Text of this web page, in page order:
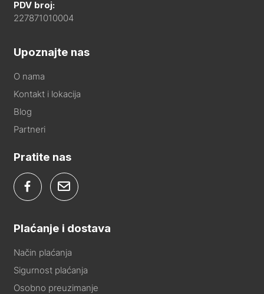
PDV broj:
227871010004
Upoznajte nas
O nama
Kontakt i lokacija
Blog
Partneri
Pratite nas
Plaćanje i dostava
Način plaćanja
Sigurnost plaćanja
Osobno preuzimanje